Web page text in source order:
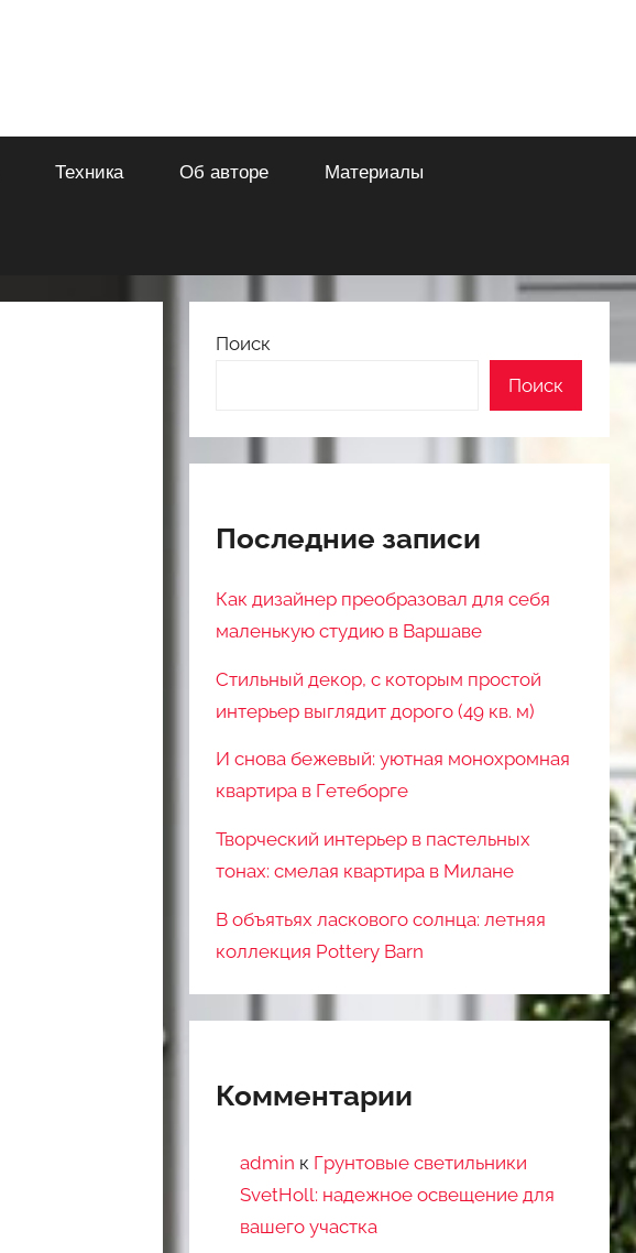
Техника Об авторе Материалы
Поиск
Поиск
Последние записи
Как дизайнер преобразовал для себя
маленькую студию в Варшаве
Стильный декор, с которым простой
интерьер выглядит дорого (49 кв. м)
И снова бежевый: уютная монохромная
квартира в Гетеборге
Творческий интерьер в пастельных
тонах: смелая квартира в Милане
В объятьях ласкового солнца: летняя
коллекция Pottery Barn
Комментарии
admin к Грунтовые светильники
SvetHoll: надежное освещение для
вашего участка